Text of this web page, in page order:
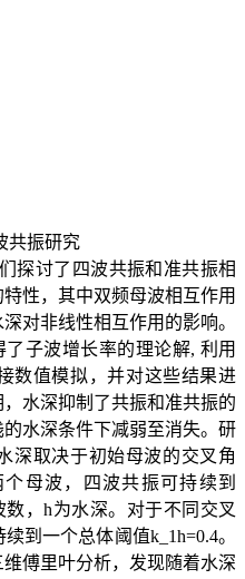
共振研究
探讨了四波共振和准共振相
性，其中双频母波相互作用
对非线性相互作用的影响。
了子波增长率的理论解, 利用
数值模拟，并对这些结果进
水深抑制了共振和准共振的
水深条件下减弱至消失。研
深取决于初始母波的交叉角
个母波，四波共振可持续到
， h为水深。对于不同交叉
续到一个总体阈值k_1h=0.4。
傅里叶分析，发现随着水深